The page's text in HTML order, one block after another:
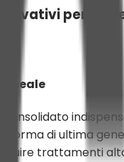
per il
di ultima
trattamenti